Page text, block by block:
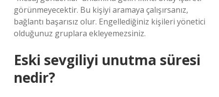
görünmeyecektir. Bu kişiyi aramaya çalışırsanız,
bağlantı başarısız olur. Engellediğiniz kişileri yönetici
olduğunuz gruplara ekleyemezsiniz.
Eski sevgiliyi unutma süresi
nedir?